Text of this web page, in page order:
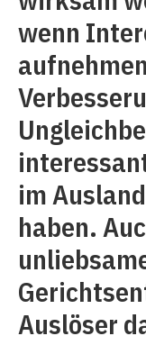
wenn
im
haben.
Auslöser